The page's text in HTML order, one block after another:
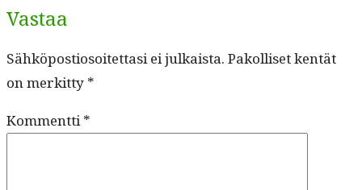
Vastaa
Sähköpostiosoitettasi ei julkaista. Pakolliset kentät
on merkitty *
Kommentti*